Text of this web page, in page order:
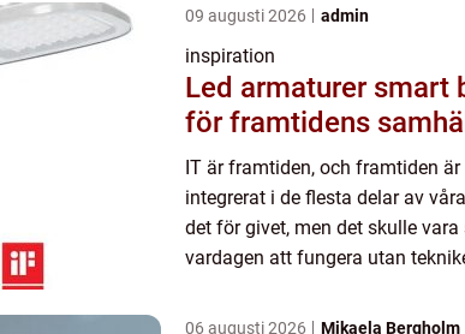
09 augusti 2026 admin
inspiration
Led armaturer smart belysning
för framtidens
IT är framtiden, och framtiden är
integrerat i de flesta delar av
det för givet, men det skulle
vardagen att fungera utan
06 augusti 2026 Mikaela Bergholm